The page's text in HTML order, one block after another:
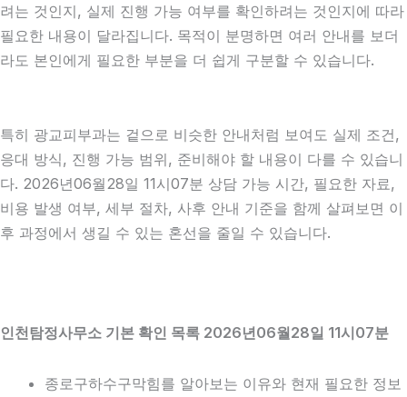
려는 것인지, 실제 진행 가능 여부를 확인하려는 것인지에 따라
필요한 내용이 달라집니다. 목적이 분명하면 여러 안내를 보더
라도 본인에게 필요한 부분을 더 쉽게 구분할 수 있습니다.
특히 광교피부과는 겉으로 비슷한 안내처럼 보여도 실제 조건,
응대 방식, 진행 가능 범위, 준비해야 할 내용이 다를 수 있습니
다. 2026년06월28일 11시07분 상담 가능 시간, 필요한 자료,
비용 발생 여부, 세부 절차, 사후 안내 기준을 함께 살펴보면 이
후 과정에서 생길 수 있는 혼선을 줄일 수 있습니다.
인천탐정사무소 기본 확인 목록 2026년06월28일 11시07분
종로구하수구막힘를 알아보는 이유와 현재 필요한 정보